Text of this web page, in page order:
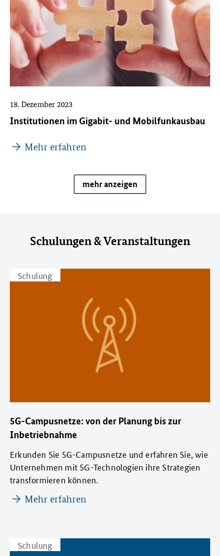
Institutionen im Gigabit- und Mobilfunkausbau
18. Dezember 2023
Mehr erfahren
mehr anzeigen
Schulungen & Veranstaltungen
Schulung
5G-Campusnetze: von der Planung bis zur
Inbetriebnahme
Erkunden Sie 5G-Campusnetze und erfahren Sie, wie
Unternehmen mit 5G-Technologien ihre Strategien
transformieren können.
Mehr erfahren
Schulung